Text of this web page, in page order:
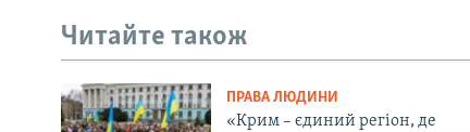
Читайте також
ПРАВА ЛЮДИНИ
«Крим – єдиний регіон, де